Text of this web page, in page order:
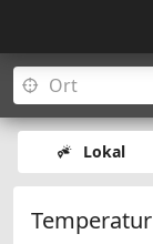
Lokal
Temperatur